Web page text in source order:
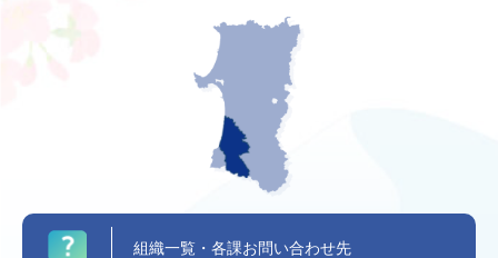
組織一覧・各課お問い合わせ先